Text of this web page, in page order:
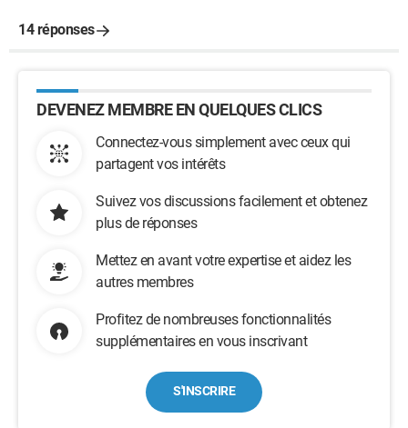
14 réponses
DEVENEZ MEMBRE EN QUELQUES CLICS
Connectez-vous simplement avec ceux qui
partagent vos intérêts
Suivez vos discussions facilement et obtenez
plus de réponses
Mettez en avant votre expertise et aidez les
autres membres
Profitez de nombreuses fonctionnalités
supplémentaires en vous inscrivant
S'INSCRIRE